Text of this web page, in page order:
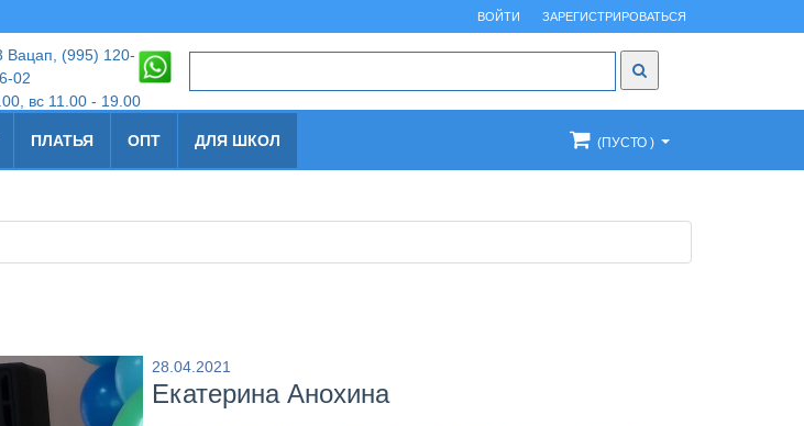
ВОЙТИ ЗАРЕГИСТРИРОВАТЬСЯ
Вацап, (995) 120-
02
вс 11.00 - 19.00
ПЛАТЬЯ ОПТ ДЛЯ ШКОЛ (ПУСТО )
28.04.2021
Екатерина Анохина